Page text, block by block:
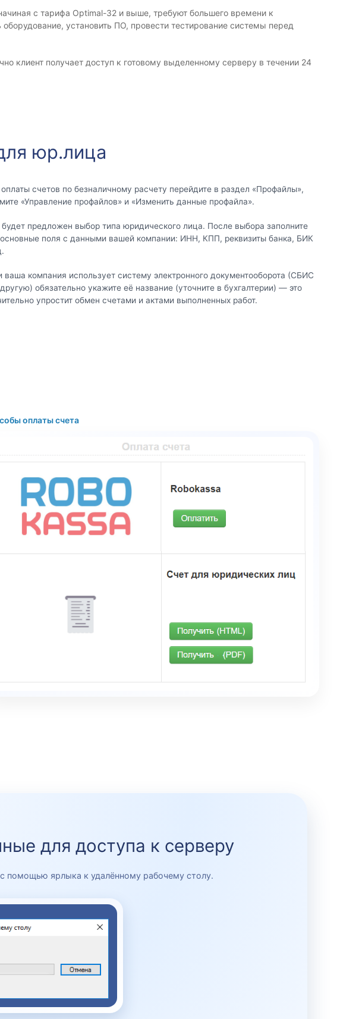
с тарифа Optimal-32 и выше, требуют большего времени к
установить ПО, провести тестирование системы перед
клиент получает доступ к готовому выделенному серверу в течении 24
юр.лица
счетов по безналичному расчету перейдите в раздел «Профайлы»,
«Управление профайлов» и «Изменить данные профайла».
предложен выбор типа юридического лица. После выбора заполните
поля с данными вашей компании: ИНН, КПП, реквизиты банка, БИК
ваша компания использует систему электронного документооборота (СБИС
обязательно укажите её название (уточните в бухгалтерии) — это
упростит обмен счетами и актами выполненных работ.
оплаты счета
для доступа к серверу
помощью ярлыка к удалённому рабочему столу.